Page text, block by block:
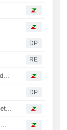
DP
RE
Analystenempfehlungen: Julius Bär, Kion, Siemens, Medpace, Biogen, Crowdstrike…
DP
Analystenempfehlungen: Adidas, Siemens, Straumann, Fortinet, SanDisk, Zoetis…